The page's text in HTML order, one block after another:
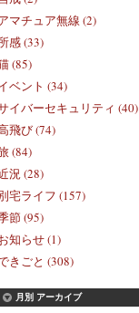
マチュア無線 (2)
感 (33)
(85)
ベント (34)
イバーセキュリティ (40)
飛び (74)
(84)
況 (28)
宅ライフ (157)
節 (95)
知らせ (1)
きごと (308)
月別 アーカイブ